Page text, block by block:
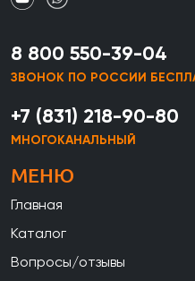
8 800 550-39-04
ЗВОНОК ПО РОССИИ
+7 (831) 218-90-80
МНОГОКАНАЛЬНЫЙ
МЕНЮ
Главная
Каталог
Вопросы/отзывы